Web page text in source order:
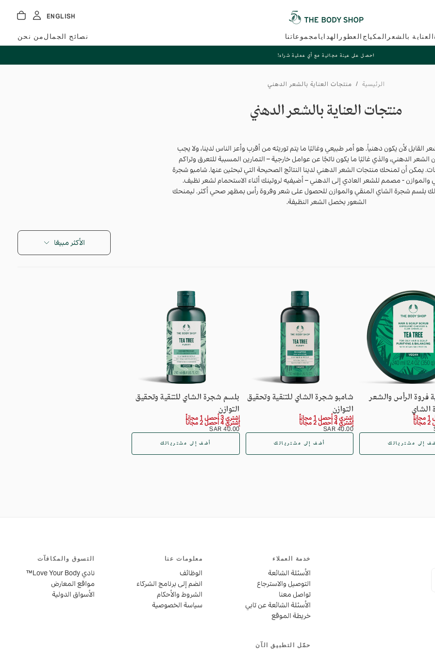
ENGLISH
العناية بالشعر المكياج العطور الهدايا مجموعاتنا نصائح الجمال من نحن
احصل على عينة مجانية مع أي عملية شراء!
الرئيسية / منتجات العناية بالشعر الدهني
منتجات العناية بالشعر الدهني
القابل لأن يكون دهنياً. هو أمر طبيعي وغالبًا ما يتم توريثه من أقرب وأعز الناس لدينا، ولا يجب
الشعر الدهني، والذي غالبًا ما يكون ناتجًا عن عوامل خارجية – التمارين المسببة للتعرق وتراكم
يمكن أن تمنحك منتجات الشعر الدهني لدينا النتائج الصحيحة التي تبحثين عنها. شامبو شجرة
والموازن - مصمم للشعر العادي إلى الدهني – أضيفيه لروتينك أثناء الاستحمام لشعر نظيف.
بلسم شجرة الشاي المنقي والموازن للحصول على شعر وفروة رأس بمظهر صحي أكثر. ليمنحك
الشعور بخصل الشعر النظيفة.
الأكثر مبيعًا
فروة الرأس والشعر
الشاي
إلى مشترياتك
شامبو شجرة الشاي للتنقية وتحقيق
التوازن
إشتري 3 أحصل 1 مجاناً
إشتري 4 أحصل 2 مجاناً
40.00
SAR
السعر
العادي
40.00 SAR
أضف إلى مشترياتك
بلسم شجرة الشاي للتنقية وتحقيق
التوازن
إشتري 3 أحصل 1 مجاناً
إشتري 4 أحصل 2 مجاناً
40.00
SAR
السعر
العادي
40.00 SAR
أضف إلى مشترياتك
خدمة العملاء
الأسئلة الشائعة
التوصيل والاسترجاع
تواصل معنا
الأسئلة الشائعة عن تابي
خريطة الموقع
معلومات عنا
الوظائف
انضم إلى برنامج الشركاء
الشروط والأحكام
سياسة الخصوصية
التسوق والمكافآت
نادي Love Your Body™
مواقع المعارض
الأسواق الدولية
حمّل التطبيق الآن
لا توجد منتجات في الحقيبة حاليًا
لم يتم اختيار أي منتج بعد.